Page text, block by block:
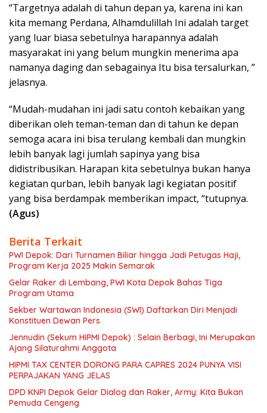
“Targetnya adalah di tahun depan ya, karena ini kan
kita memang Perdana, Alhamdulillah Ini adalah target
yang luar biasa sebetulnya harapannya adalah
masyarakat ini yang belum mungkin menerima apa
namanya daging dan sebagainya Itu bisa tersalurkan, ”
jelasnya.
“Mudah-mudahan ini jadi satu contoh kebaikan yang
diberikan oleh teman-teman dan di tahun ke depan
semoga acara ini bisa terulang kembali dan mungkin
lebih banyak lagi jumlah sapinya yang bisa
didistribusikan. Harapan kita sebetulnya bukan hanya
kegiatan qurban, lebih banyak lagi kegiatan positif
yang bisa berdampak memberikan impact, “tutupnya.
(Agus)
Berita Terkait
PWI Depok: Dari Turnamen Biliar hingga Jadi Petugas Haji,
Program Kerja 2025 Makin Semarak
Gelar Raker di Lembang, PWI Kota Depok Bahas Tiga
Program Utama
Sekber Wartawan Indonesia (SWI) Daftarkan Diri Menjadi
Konstituen Dewan Pers
Jennudin (Sekum HIPMI Depok) : Selain Berbagi, Ini Merupakan
Ajang Silaturahmi Anggota
HIPMI TAX CENTER DORONG PARA CAPRES 2024 PUNYA VISI
PERPAJAKAN YANG JELAS
DPD KNPI Depok Gelar Dialog dan Raker, Army: Kita Bukan
Pemuda Cengeng